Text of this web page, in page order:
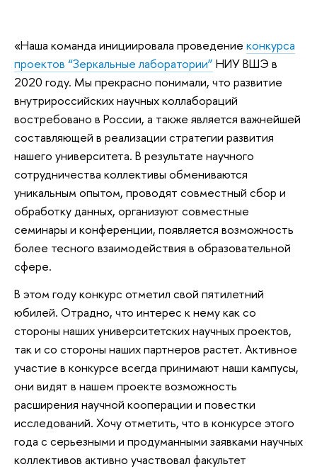
«Наша команда инициировала проведение конкурса
проектов “Зеркальные лаборатории” НИУ ВШЭ в
2020 году. Мы прекрасно понимали, что развитие
внутрироссийских научных коллабораций
востребовано в России, а также является важнейшей
составляющей в реализации стратегии развития
нашего университета. В результате научного
сотрудничества коллективы обмениваются
уникальным опытом, проводят совместный сбор и
обработку данных, организуют совместные
семинары и конференции, появляется возможность
более тесного взаимодействия в образовательной
сфере.
В этом году конкурс отметил свой пятилетний
юбилей. Отрадно, что интерес к нему как со
стороны наших университетских научных проектов,
так и со стороны наших партнеров растет. Активное
участие в конкурсе всегда принимают наши кампусы,
они видят в нашем проекте возможность
расширения научной кооперации и повестки
исследований. Хочу отметить, что в конкурсе этого
года с серьезными и продуманными заявками научных
коллективов активно участвовал факультет